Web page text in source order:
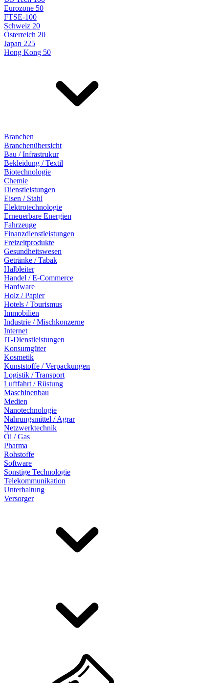
Eurozone 50
FTSE-100
Schweiz 20
Österreich 20
Japan 225
Hong Kong 50
Branchen
Branchenübersicht
Bau / Infrastrukur
Bekleidung / Textil
Biotechnologie
Chemie
Dienstleistungen
Eisen / Stahl
Elektrotechnologie
Erneuerbare Energien
Fahrzeuge
Finanzdienstleistungen
Freizeitprodukte
Gesundheitswesen
Getränke / Tabak
Halbleiter
Handel / E-Commerce
Hardware
Holz / Papier
Hotels / Tourismus
Immobilien
Industrie / Mischkonzerne
Internet
IT-Dienstleistungen
Konsumgüter
Kosmetik
Kunststoffe / Verpackungen
Logistik / Transport
Luftfahrt / Rüstung
Maschinenbau
Medien
Nanotechnologie
Nahrungsmittel / Agrar
Netzwerktechnik
Öl / Gas
Pharma
Rohstoffe
Software
Sonstige Technologie
Telekommunikation
Unterhaltung
Versorger